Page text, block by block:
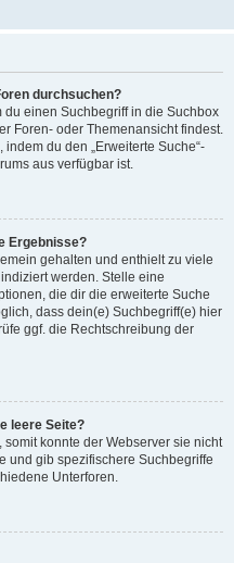
durchsuchen?
einen Suchbegriff in die Suchbox
Foren- oder Themenansicht findest.
du den „Erweiterte Suche“-
aus verfügbar ist.
Ergebnisse?
gehalten und enthielt zu viele
werden. Stelle eine
die dir die erweiterte Suche
dass dein(e) Suchbegriff(e) hier
ggf. die Rechtschreibung der
leere Seite?
konnte der Webserver sie nicht
und gib spezifischere Suchbegriffe
Unterforen.